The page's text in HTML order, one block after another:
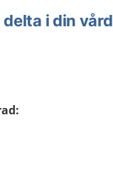
i din vård
: